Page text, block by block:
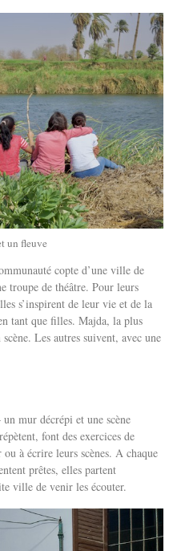
un fleuve
copte d’une ville de
troupe de théâtre. Pour leurs
s’inspirent de leur vie et de la
tant que filles. Majda, la plus
Les autres suivent, avec une
mur décrépi et une scène
font des exercices de
à écrire leurs scènes. A chaque
prêtes, elles partent
ville de venir les écouter.